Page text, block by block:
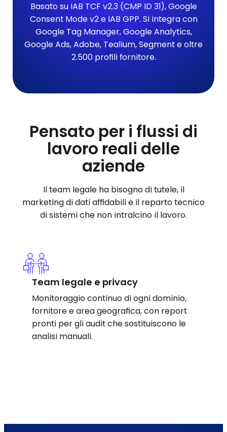
Basato su IAB TCF v2.3 (CMP ID 31), Google
Consent Mode v2 e IAB GPP. Si integra con
Google Tag Manager, Google Analytics,
Google Ads, Adobe, Tealium, Segment e oltre
2.500 profili fornitore.
Pensato per i flussi di
lavoro reali delle
aziende
Il team legale ha bisogno di tutele, il
marketing di dati affidabili e il reparto tecnico
di sistemi che non intralcino il lavoro.
Team legale e privacy
Monitoraggio continuo di ogni dominio,
fornitore e area geografica, con report
pronti per gli audit che sostituiscono le
analisi manuali.